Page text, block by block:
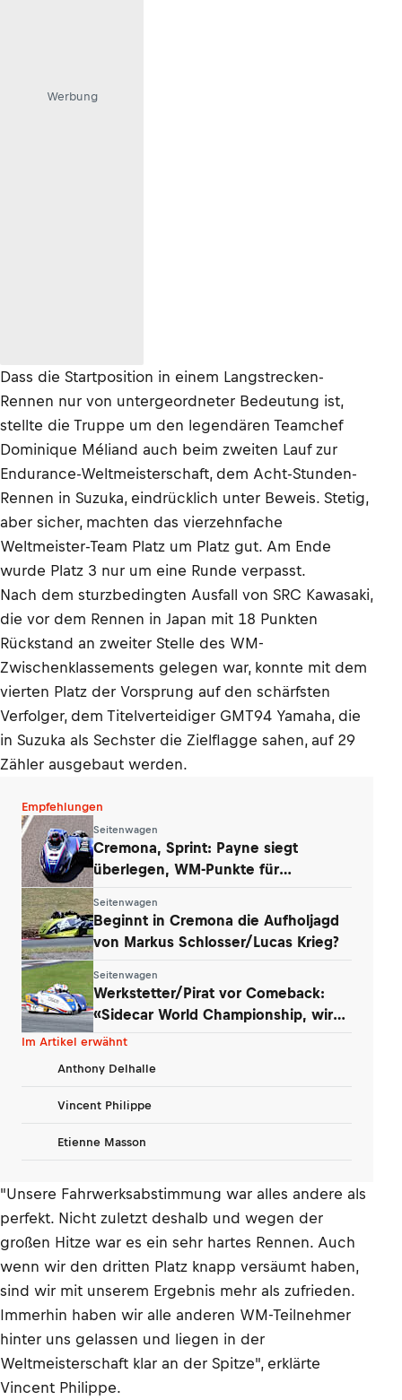
Werbung
Dass die Startposition in einem Langstrecken-
Rennen nur von untergeordneter Bedeutung ist,
stellte die Truppe um den legendären Teamchef
Dominique Méliand auch beim zweiten Lauf zur
Endurance-Weltmeisterschaft, dem Acht-Stunden-
Rennen in Suzuka, eindrücklich unter Beweis. Stetig,
aber sicher, machten das vierzehnfache
Weltmeister-Team Platz um Platz gut. Am Ende
wurde Platz 3 nur um eine Runde verpasst.
Nach dem sturzbedingten Ausfall von SRC Kawasaki,
die vor dem Rennen in Japan mit 18 Punkten
Rückstand an zweiter Stelle des WM-
Zwischenklassements gelegen war, konnte mit dem
vierten Platz der Vorsprung auf den schärfsten
Verfolger, dem Titelverteidiger GMT94 Yamaha, die
in Suzuka als Sechster die Zielflagge sahen, auf 29
Zähler ausgebaut werden.
Empfehlungen
Seitenwagen
Cremona, Sprint: Payne siegt
überlegen, WM-Punkte für
Seitenwagen
Beginnt in Cremona die Aufholjagd
von Markus Schlosser/Lucas Krieg?
Seitenwagen
Werkstetter/Pirat vor Comeback:
«Sidecar World Championship, wir
kommen!»
Im Artikel erwähnt
Anthony Delhalle
Vincent Philippe
Etienne Masson
"Unsere Fahrwerksabstimmung war alles andere als
perfekt. Nicht zuletzt deshalb und wegen der
großen Hitze war es ein sehr hartes Rennen. Auch
wenn wir den dritten Platz knapp versäumt haben,
sind wir mit unserem Ergebnis mehr als zufrieden.
Immerhin haben wir alle anderen WM-Teilnehmer
hinter uns gelassen und liegen in der
Weltmeisterschaft klar an der Spitze", erklärte
Vincent Philippe.